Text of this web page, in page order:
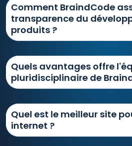
Comment BraindCode
transparence du
produits ?
Quels avantages offre
pluridisciplinaire de
Quel est le meilleur site
internet ?